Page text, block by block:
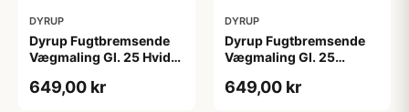
DYRUP
Dyrup Fugtbremsende
Vægmaling Gl. 25 Hvid
649,00 kr
DYRUP
Dyrup Fugtbremsende
Vægmaling Gl. 25
649,00 kr